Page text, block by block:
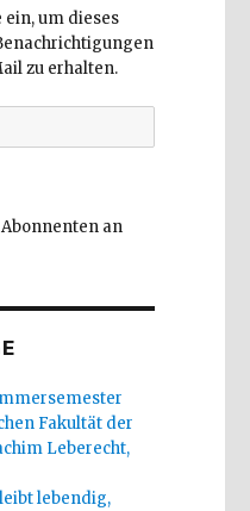
ein, um dieses
zu erhalten.
an
Fakultät der
Leberecht,
lebendig,